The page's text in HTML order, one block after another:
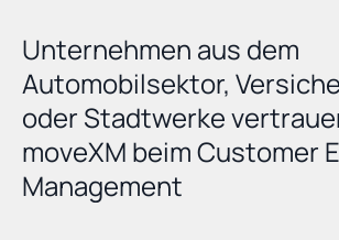
Unternehmen aus dem
Automobilsektor,
oder Stadtwerke
moveXM beim Customer
Management